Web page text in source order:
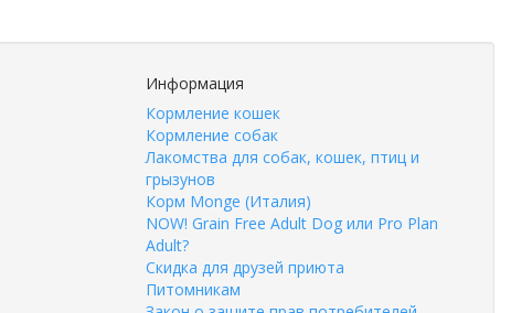
Информация
Кормление кошек
Кормление собак
Лакомства для собак, кошек, птиц и
грызунов
Корм Monge (Италия)
NOW! Grain Free Adult Dog или Pro Plan
Adult?
Скидка для друзей приюта
Питомникам